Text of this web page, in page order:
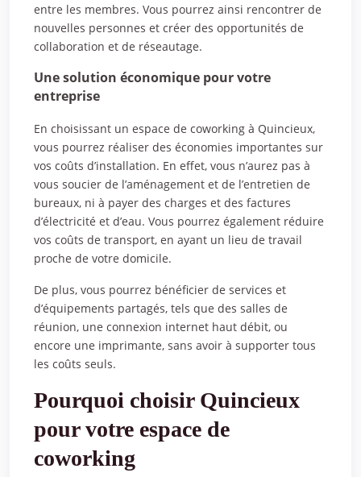
entre les membres. Vous pourrez ainsi rencontrer de
nouvelles personnes et créer des opportunités de
collaboration et de réseautage.
Une solution économique pour votre
entreprise
En choisissant un espace de coworking à Quincieux,
vous pourrez réaliser des économies importantes sur
vos coûts d’installation. En effet, vous n’aurez pas à
vous soucier de l’aménagement et de l’entretien de
bureaux, ni à payer des charges et des factures
d’électricité et d’eau. Vous pourrez également réduire
vos coûts de transport, en ayant un lieu de travail
proche de votre domicile.
De plus, vous pourrez bénéficier de services et
d’équipements partagés, tels que des salles de
réunion, une connexion internet haut débit, ou
encore une imprimante, sans avoir à supporter tous
les coûts seuls.
Pourquoi choisir Quincieux
pour votre espace de
coworking